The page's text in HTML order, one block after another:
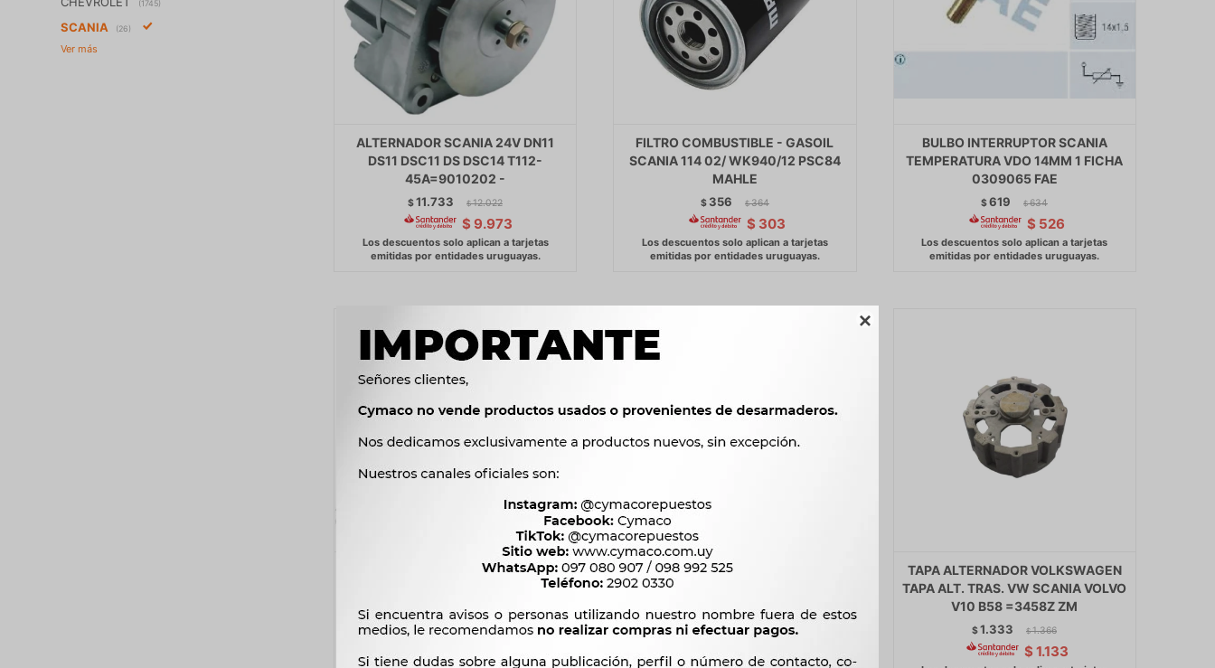

ALTERNADOR SCANIA 24V DN11
DS11 DSC11 DS DSC14 T112-
45A=9010202 -
$11.733 $ 12.022
$ 9.973
FILTRO COMBUSTIBLE - GASOIL
SCANIA 114 02/ WK940/12 PSC84
MAHLE
$ 356 $ 364
$ 303
BULBO INTERRUPTOR SCANIA
TEMPERATURA VDO 14MM 1 FICHA
0309065 FAE
$619 $ 634
$ 526
ARRANQUE MITSUBISHI SCANIA 4
G/P/R/T 420-440-480 24V 12D
MITSUBISHI ZM
$ 29.900 $ 30.635
ALTERNADOR SCANIA 124 144 164
24V 65A BOSCH=0120468131 ZM
$13.867 $ 14.208
$11.787
TAPA ALTERNADOR VOLKSWAGEN
TAPA ALT. TRAS. VW SCANIA VOLVO
V10 B58 =3458Z ZM
$1.333 $ 1.366
$ 1.133
(1745)
SCANIA (26)